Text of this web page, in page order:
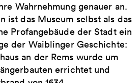
Wahrnehmung genauer an.
ist das Museum selbst als das
Profangebäude der Stadt ein
der Waiblinger Geschichte:
an der Rems wurde um
errichtet und